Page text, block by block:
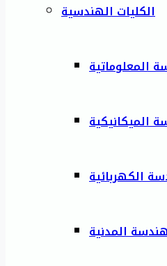
الكليات الهندسية
المعلوماتية
الميكانيكية
الكهربائية
المدنية